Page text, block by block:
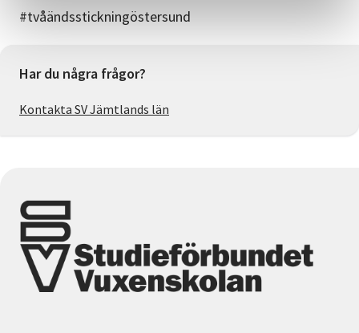
#tvåändsstickningöstersund
Har du några frågor?
Kontakta SV Jämtlands län